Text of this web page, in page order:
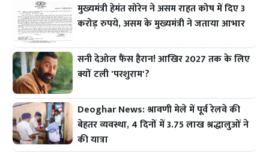
मुख्यमंत्री हेमंत सोरेन ने असम राहत कोष में दिए 3
करोड़ रुपये, असम के मुख्यमंत्री ने जताया आभार
सनी देओल फैंस हैरान! आखिर 2027 तक के लिए
क्यों टली 'परशुराम'?
Deoghar News: श्रावणी मेले में पूर्व रेलवे की
बेहतर व्यवस्था, 4 दिनों में 3.75 लाख श्रद्धालुओं ने
की यात्रा